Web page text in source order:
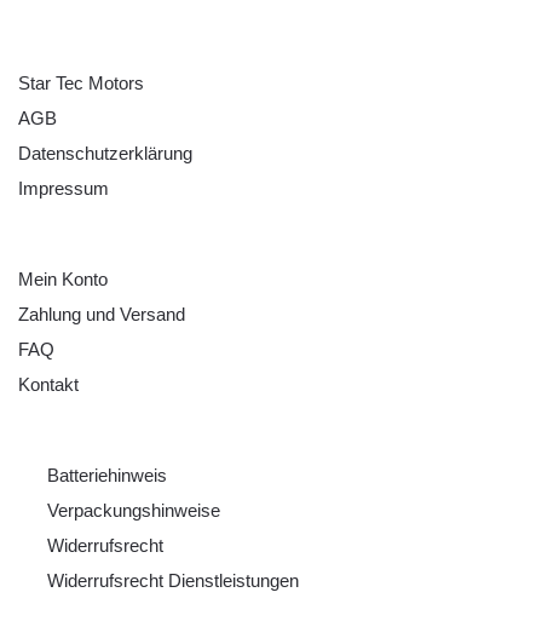
Star Tec Motors
AGB
Datenschutzerklärung
Impressum
Mein Konto
Zahlung und Versand
FAQ
Kontakt
Batteriehinweis
Verpackungshinweise
Widerrufsrecht
Widerrufsrecht Dienstleistungen